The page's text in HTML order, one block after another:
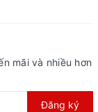
mãi và nhiều hơn
Đăng ký